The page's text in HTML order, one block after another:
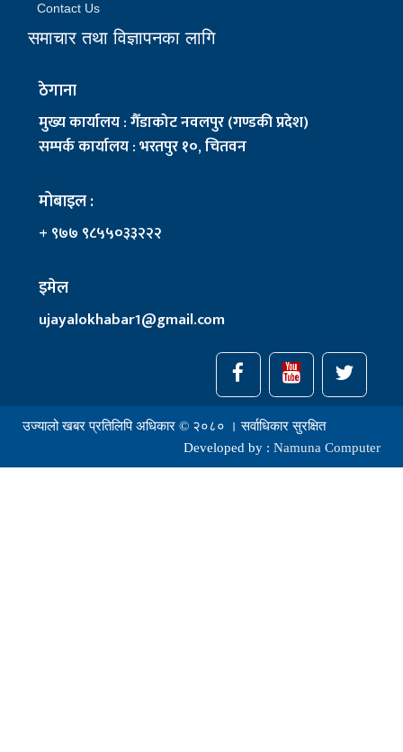
Contact Us
समाचार तथा विज्ञापनका लागि
ठेगाना
मुख्य कार्यालय : गैँडाकोट नवलपुर (गण्डकी प्रदेश)
सम्पर्क कार्यालय : भरतपुर १०, चितवन
मोबाइल :
+ ९७७ ९८५५०३३२२२
इमेल
ujayalokhabar1@gmail.com
उज्यालो खबर प्रतिलिपि अधिकार © २०८० । सर्वाधिकार सुरक्षित
Developed by : Namuna Computer